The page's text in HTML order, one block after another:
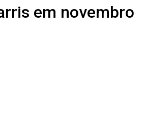
em novembro